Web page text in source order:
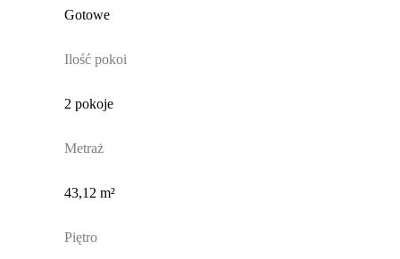
Gotowe
Ilość pokoi
2 pokoje
Metraż
43,12 m²
Piętro